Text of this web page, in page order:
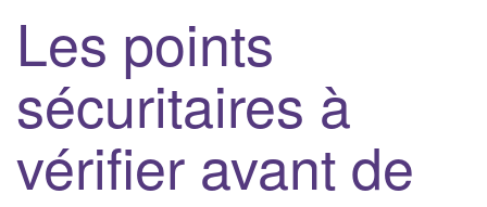
Les points
sécuritaires à
vérifier avant de